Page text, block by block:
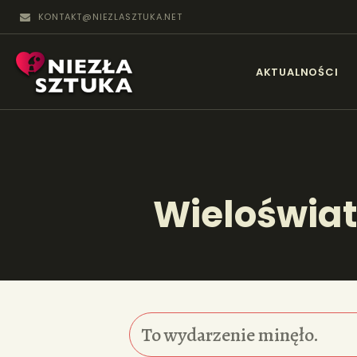
KONTAKT@NIEZLASZTUKA.NET
AKTUALNOŚCI
To wydarzenie minęło.